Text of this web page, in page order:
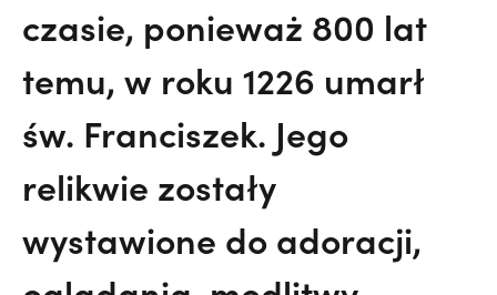
czasie, ponieważ 800 lat
temu, w roku 1226 umarł
św. Franciszek. Jego
relikwie zostały
wystawione do adoracji,